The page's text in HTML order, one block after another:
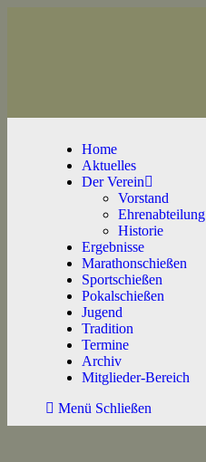
Home
Aktuelles
Der Verein
Vorstand
Ehrenabteilung
Historie
Ergebnisse
Marathonschießen
Sportschießen
Pokalschießen
Jugend
Tradition
Termine
Archiv
Mitglieder-Bereich
Menü Schließen